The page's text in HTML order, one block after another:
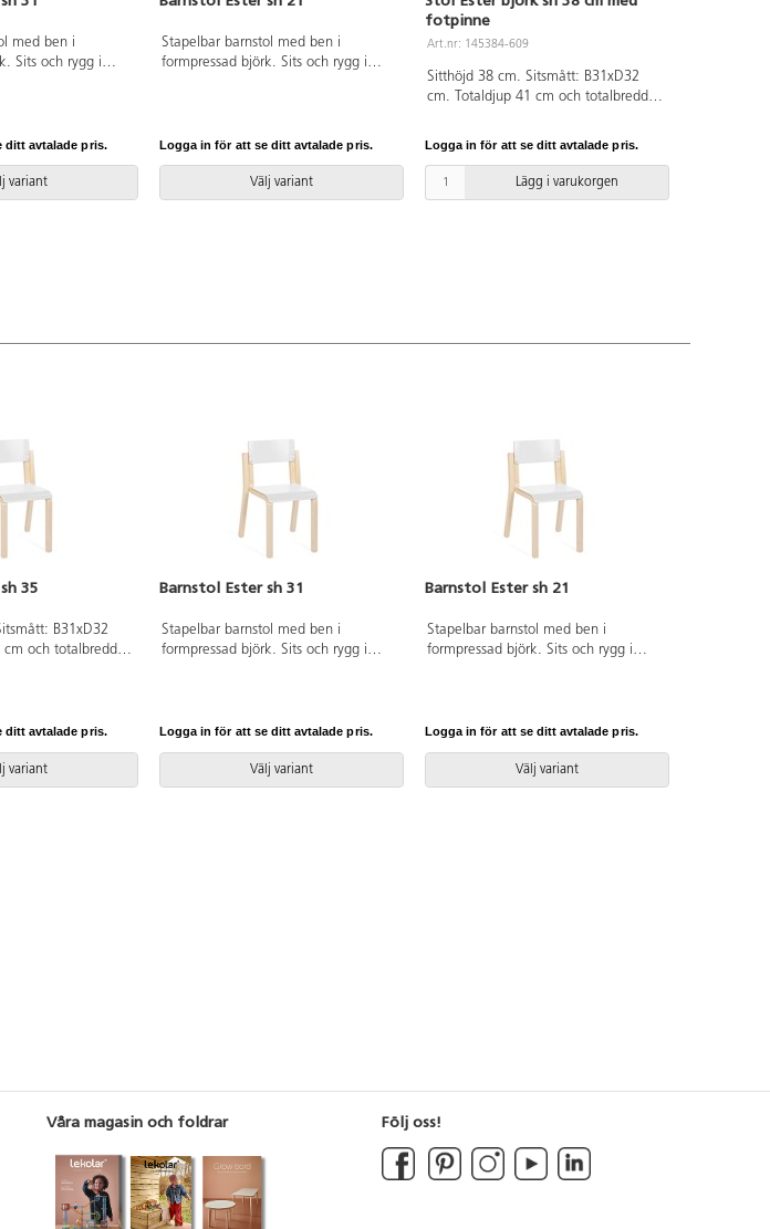
med ben i
Sits och rygg i
ditt avtalade pris.
variant
Stapelbar barnstol med ben i
formpressad björk. Sits och rygg i
Logga in för att se ditt avtalade pris.
Välj variant
fotpinne
Art.nr: 145384-609
Sitthöjd 38 cm. Sitsmått: B31xD32
cm. Totaldjup 41 cm och totalbredd
Logga in för att se ditt avtalade pris.
Lägg i varukorgen
35
B31xD32
och totalbredd
ditt avtalade pris.
variant
Barnstol Ester sh 31
Stapelbar barnstol med ben i
formpressad björk. Sits och rygg i
Logga in för att se ditt avtalade pris.
Välj variant
Barnstol Ester sh 21
Stapelbar barnstol med ben i
formpressad björk. Sits och rygg i
Logga in för att se ditt avtalade pris.
Välj variant
Våra magasin och foldrar Följ oss!